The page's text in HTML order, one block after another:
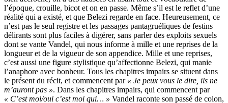
l’époque, crouille, bicot et on en passe. Même s’il est le reflet d’une
réalité qui a existé, et que Belezi regarde en face. Heureusement, ce
n’est pas le seul registre et les passages pantagruéliques de festins
délirants sont plus faciles à digérer, sans parler des exploits sexuels
dont se vante Vandel, qui nous informe à mille et une reprises de la
longueur et de la vigueur de son appendice. Mille et une reprises,
c’est aussi une figure stylistique qu’affectionne Belezi, qui manie
l’anaphore avec bonheur. Tous les chapitres impairs se situent dans
le présent du récit, et commencent par « Je peux vous le dire, ils ne
m’auront pas ». Dans les chapitres impairs, qui commencent par
« C’est moi/oui c’est moi qui… » Vandel raconte son passé de colon,